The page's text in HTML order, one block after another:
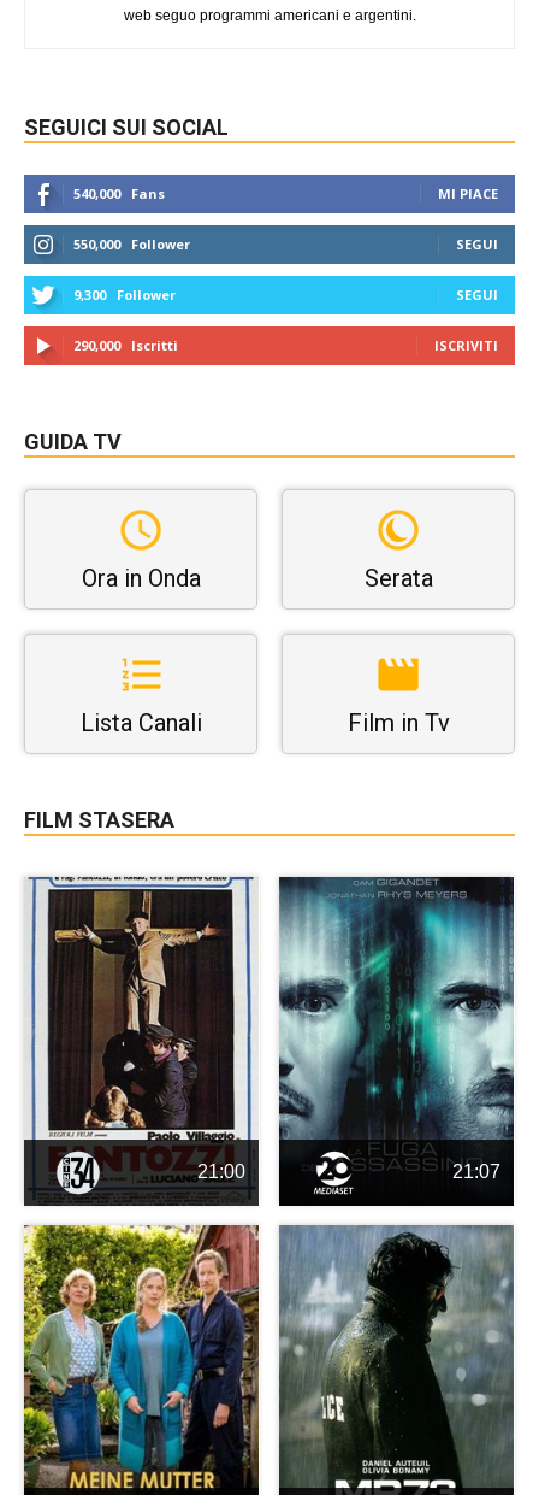
web seguo programmi americani e argentini.
SEGUICI SUI SOCIAL
540,000 Fans MI PIACE
550,000 Follower SEGUI
9,300 Follower SEGUI
290,000 Iscritti ISCRIVITI
GUIDA TV
Ora in Onda Serata
Lista Canali Film in Tv
FILM STASERA
21:00 21:07